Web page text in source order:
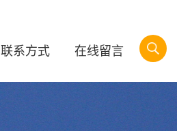
联系方式 在线留言